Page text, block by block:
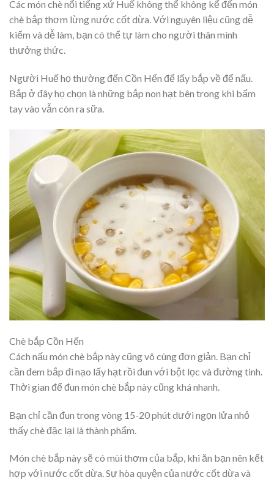
Các món chè nổi tiếng xứ Huế không thể không kể đến món
chè bắp thơm lừng nước cốt dừa. Với nguyên liệu cũng dễ
kiếm và dễ làm, bạn có thể tự làm cho người thân mình
thưởng thức.
Người Huế họ thường đến Cồn Hến để lấy bắp về để nấu.
Bắp ở đây họ chọn là những bắp non hạt bên trong khi bấm
tay vào vẫn còn ra sữa.
Chè bắp Cồn Hến
Cách nấu món chè bắp này cũng vô cùng đơn giản. Bạn chỉ
cần đem bắp đi nạo lấy hạt rồi đun với bột lọc và đường tinh.
Thời gian để đun món chè bắp này cũng khá nhanh.
Bạn chỉ cần đun trong vòng 15-20 phút dưới ngọn lửa nhỏ
thấy chè đặc lại là thành phẩm.
Món chè bắp này sẽ có mùi thơm của bắp, khi ăn bạn nên kết
hợp với nước cốt dừa. Sự hòa quyện của nước cốt dừa và